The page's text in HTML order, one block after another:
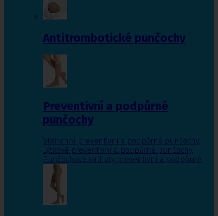
Antitrombotické punčochy
Preventivní a podpůrné
punčochy
Stehenní preventivní a podpůrné punčochy,
Lýtkové preventivní a podpůrné punčochy,
Punčochové kalhoty preventivní a podpůrné